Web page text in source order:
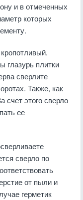
и в отмеченных
которых
глазурь плитки
сверлите
Также, как
счет этого сверло
ее
сверло по
от пыли и
герметик